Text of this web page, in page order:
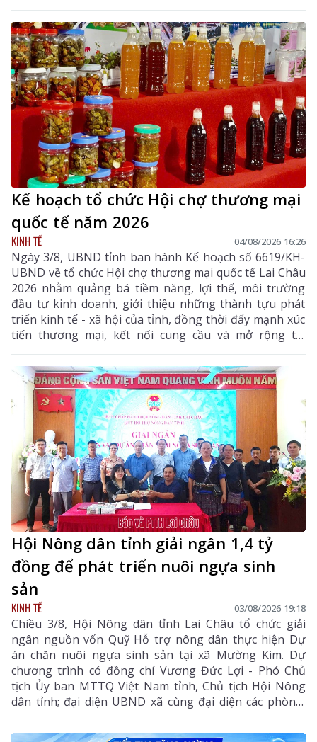
Kế hoạch tổ chức Hội chợ thương mại
quốc tế năm 2026
KINH TẾ 04/08/2026 16:26
Ngày 3/8, UBND tỉnh ban hành Kế hoạch số 6619/KH-
UBND về tổ chức Hội chợ thương mại quốc tế Lai Châu
2026 nhằm quảng bá tiềm năng, lợi thế, môi trường
đầu tư kinh doanh, giới thiệu những thành tựu phát
triển kinh tế - xã hội của tỉnh, đồng thời đẩy mạnh xúc
tiến thương mại, kết nối cung cầu và mở rộng thị
trường tiêu thụ cho các sản phẩm đặc hữu, sản phẩm
OCOP và các mặt hàng có tiềm năng xuất khẩu của địa
phương.
Hội Nông dân tỉnh giải ngân 1,4 tỷ
đồng để phát triển nuôi ngựa sinh
sản
KINH TẾ 03/08/2026 19:18
Chiều 3/8, Hội Nông dân tỉnh Lai Châu tổ chức giải
ngân nguồn vốn Quỹ Hỗ trợ nông dân thực hiện Dự
án chăn nuôi ngựa sinh sản tại xã Mường Kim. Dự
chương trình có đồng chí Vương Đức Lợi - Phó Chủ
tịch Ủy ban MTTQ Việt Nam tỉnh, Chủ tịch Hội Nông
dân tỉnh; đại diện UBND xã cùng đại diện các phòng,
ban chuyên môn, Hội Nông dân xã và các hội viên
tham gia dự án.